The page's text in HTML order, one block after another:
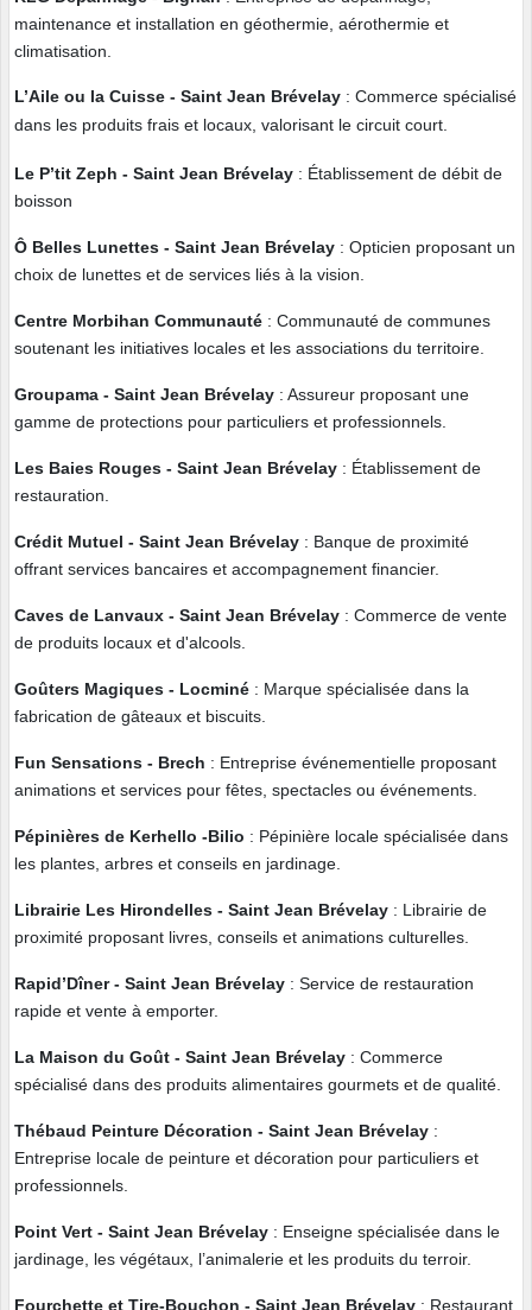
maintenance et installation en géothermie, aérothermie et
climatisation.
L’Aile ou la Cuisse - Saint Jean Brévelay : Commerce spécialisé
dans les produits frais et locaux, valorisant le circuit court.
Le P’tit Zeph - Saint Jean Brévelay : Établissement de débit de
boisson
Ô Belles Lunettes - Saint Jean Brévelay : Opticien proposant un
choix de lunettes et de services liés à la vision.
Centre Morbihan Communauté : Communauté de communes
soutenant les initiatives locales et les associations du territoire.
Groupama - Saint Jean Brévelay : Assureur proposant une
gamme de protections pour particuliers et professionnels.
Les Baies Rouges - Saint Jean Brévelay : Établissement de
restauration.
Crédit Mutuel - Saint Jean Brévelay : Banque de proximité
offrant services bancaires et accompagnement financier.
Caves de Lanvaux - Saint Jean Brévelay : Commerce de vente
de produits locaux et d'alcools.
Goûters Magiques - Locminé : Marque spécialisée dans la
fabrication de gâteaux et biscuits.
Fun Sensations - Brech : Entreprise événementielle proposant
animations et services pour fêtes, spectacles ou événements.
Pépinières de Kerhello -Bilio : Pépinière locale spécialisée dans
les plantes, arbres et conseils en jardinage.
Librairie Les Hirondelles - Saint Jean Brévelay : Librairie de
proximité proposant livres, conseils et animations culturelles.
Rapid’Dîner- Saint Jean Brévelay : Service de restauration
rapide et vente à emporter.
La Maison du Goût - Saint Jean Brévelay : Commerce
spécialisé dans des produits alimentaires gourmets et de qualité.
Thébaud Peinture Décoration - Saint Jean Brévelay :
Entreprise locale de peinture et décoration pour particuliers et
professionnels.
Point Vert - Saint Jean Brévelay : Enseigne spécialisée dans le
jardinage, les végétaux, l’animalerie et les produits du terroir.
Fourchette et Tire-Bouchon - Saint Jean Brévelay : Restaurant